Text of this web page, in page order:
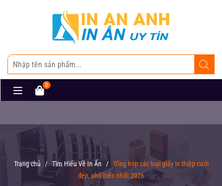
0
Trang chủ / Tìm Hiểu Về In Ấn / Tổng hợp các loại giấy in thiệp cưới
đẹp, phổ biến nhất 2026